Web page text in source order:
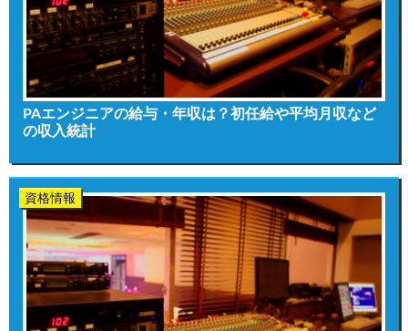
PAエンジニアの給与・年収は？初任給や平均月収など
の収入統計
資格情報